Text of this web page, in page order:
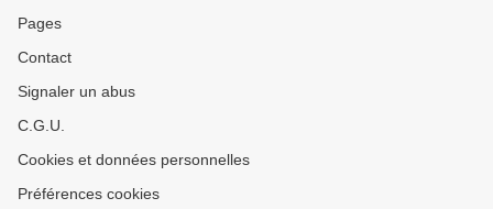
Pages
Contact
Signaler un abus
C.G.U.
Cookies et données personnelles
Préférences cookies